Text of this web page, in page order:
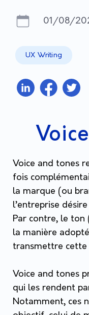
01/08/
UX Writing
Voice and tones
fois
la marque (ou
l’entreprise
Par contre, le ton
la manière
transmettre cette
Voice and tones
qui les rendent
Notamment, ces